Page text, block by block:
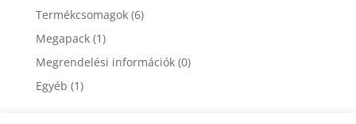
Termékcsomagok (6)
Megapack (1)
Megrendelési információk (0)
Egyéb (1)